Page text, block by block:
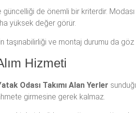
güncelliği de önemli bir kriterdir.
yüksek değer görür.
taşınabilirliği ve montaj durumu da
Hizmeti
Odası Takımı Alan Yerler
girmesine gerek kalmaz.